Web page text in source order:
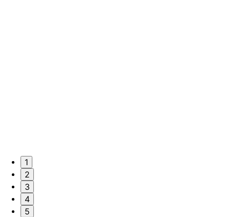
1
2
3
4
5